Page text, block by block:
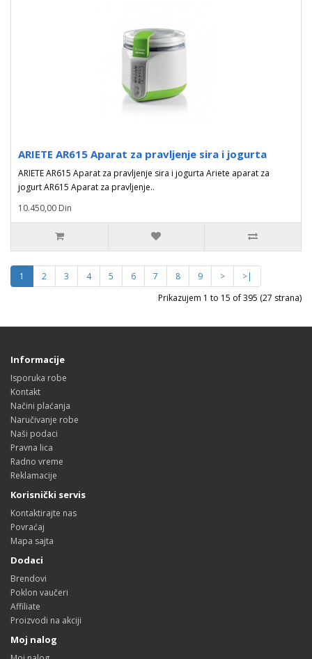
ARIETE AR615 Aparat za pravljenje sira i jogurta
ARIETE AR615 Aparat za pravljenje sira i jogurta Ariete aparat za
jogurt AR615 Aparat za pravljenje..
10.450,00 Din
1 2 3 4 5 6 7 8 9 >
>|
Prikazujem 1 to 15 of 395 (27 strana)
Informacije
Isporuka robe
Kontakt
Načini plaćanja
Naručivanje robe
Naši podaci
Pravna lica
Radno vreme
Reklamacije
Korisnički servis
Kontaktirajte nas
Povraćaj
Mapa sajta
Dodaci
Brendovi
Poklon vaučeri
Affiliate
Proizvodi na akciji
Moj nalog